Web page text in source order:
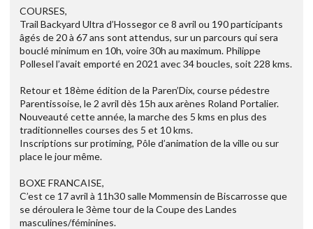
COURSES,
Trail Backyard Ultra d’Hossegor ce 8 avril ou 190 participants
âgés de 20 à 67 ans sont attendus, sur un parcours qui sera
bouclé minimum en 10h, voire 30h au maximum. Philippe
Pollesel l’avait emporté en 2021 avec 34 boucles, soit 228 kms.
Retour et 18ème édition de la Paren’Dix, course pédestre
Parentissoise, le 2 avril dès 15h aux arènes Roland Portalier.
Nouveauté cette année, la marche des 5 kms en plus des
traditionnelles courses des 5 et 10 kms.
Inscriptions sur protiming, Pôle d’animation de la ville ou sur
place le jour même.
BOXE FRANCAISE,
C’est ce 17 avril à 11h30 salle Mommensin de Biscarrosse que
se déroulera le 3ème tour de la Coupe des Landes
masculines/féminines.